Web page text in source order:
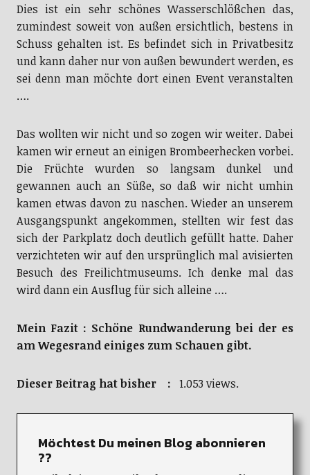
Dies ist ein sehr schönes Wasserschlößchen das,
zumindest soweit von außen ersichtlich, bestens in
Schuss gehalten ist. Es befindet sich in Privatbesitz
und kann daher nur von außen bewundert werden, es
sei denn man möchte dort einen Event veranstalten
….
Das wollten wir nicht und so zogen wir weiter. Dabei
kamen wir erneut an einigen Brombeerhecken vorbei.
Die Früchte wurden so langsam dunkel und
gewannen auch an Süße, so daß wir nicht umhin
kamen etwas davon zu naschen. Wieder an unserem
Ausgangspunkt angekommen, stellten wir fest das
sich der Parkplatz doch deutlich gefüllt hatte. Daher
verzichteten wir auf den ursprünglich mal avisierten
Besuch des Freilichtmuseums. Ich denke mal das
wird dann ein Ausflug für sich alleine ….
Mein Fazit : Schöne Rundwanderung bei der es
am Wegesrand einiges zum Schauen gibt.
Dieser Beitrag hat bisher : 1.053 views.
Möchtest Du meinen Blog abonnieren
??